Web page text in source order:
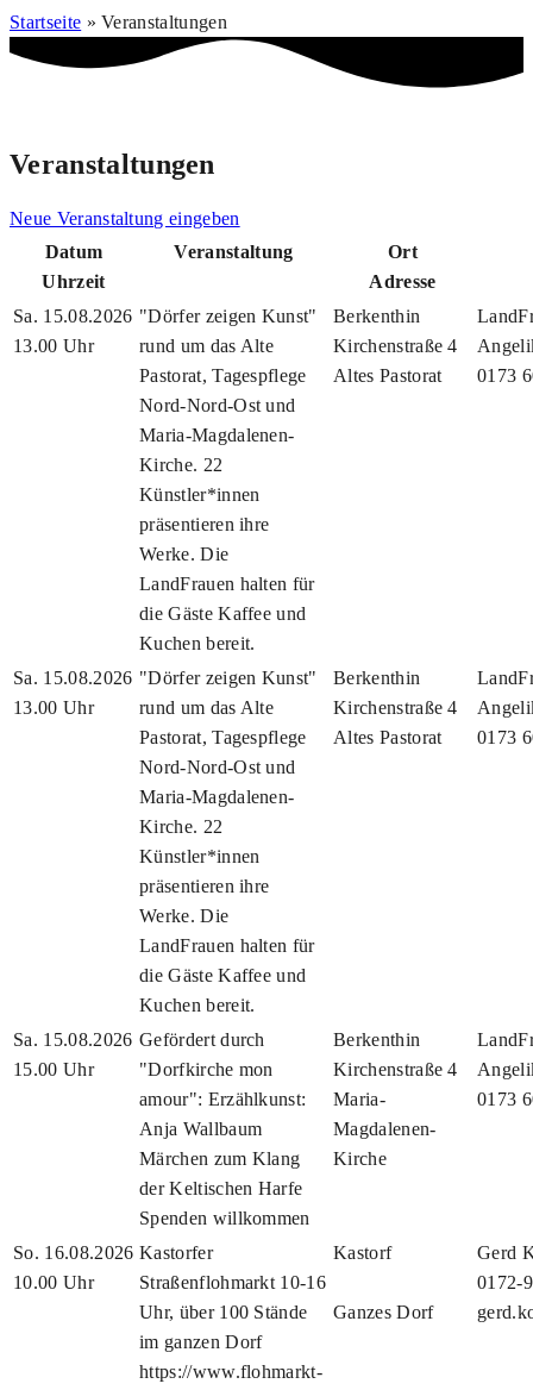
Startseite »Veranstaltungen
Veranstaltungen
Neue Veranstaltung eingeben
Datum
Uhrzeit
Veranstaltung
Ort
Adresse
Sa. 15.08.2026
13.00 Uhr
"Dörfer zeigen Kunst"
rund um das Alte
Pastorat, Tagespflege
Nord-Nord-Ost und
Maria-Magdalenen-
Kirche. 22
Künstler*innen
präsentieren ihre
Werke. Die
LandFrauen halten für
die Gäste Kaffee und
Kuchen bereit.
Berkenthin
Kirchenstraße 4
Altes Pastorat
0173
Sa. 15.08.2026
13.00 Uhr
"Dörfer zeigen Kunst"
rund um das Alte
Pastorat, Tagespflege
Nord-Nord-Ost und
Maria-Magdalenen-
Kirche. 22
Künstler*innen
präsentieren ihre
Werke. Die
LandFrauen halten für
die Gäste Kaffee und
Kuchen bereit.
Berkenthin
Kirchenstraße 4
Altes Pastorat
0173
Sa. 15.08.2026
15.00 Uhr
Gefördert durch
"Dorfkirche mon
amour": Erzählkunst:
Anja Wallbaum
Märchen zum Klang
der Keltischen Harfe
Spenden willkommen
Berkenthin
Kirchenstraße 4
Maria-
Magdalenen-
Kirche
0173
So. 16.08.2026
10.00 Uhr
Kastorfer
Straßenflohmarkt 10-16
Uhr, über 100 Stände
im ganzen Dorf
https://www.flohmarkt-
Kastorf
Ganzes Dorf
Gerd
0172-